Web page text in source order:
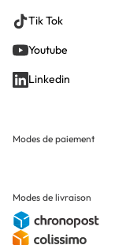
Tik Tok
Youtube
Linkedin
Modes de paiement
Modes de livraison